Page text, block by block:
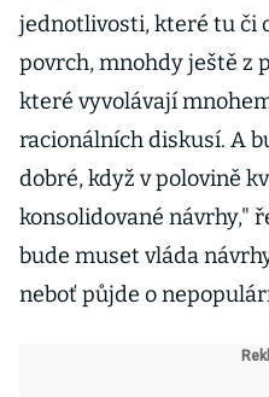
jednotlivosti, které tu či
povrch, mnohdy ještě z
které vyvolávají
racionálních diskusí. A
dobré, když v polovině
konsolidované návrhy,"
bude muset vláda
neboť půjde o